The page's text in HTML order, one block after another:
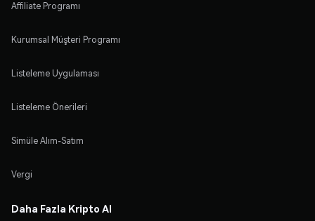
Affiliate Programı
Kurumsal Müşteri Programı
Listeleme Uygulaması
Listeleme Önerileri
Simüle Alım-Satım
Vergi
Daha Fazla Kripto Al